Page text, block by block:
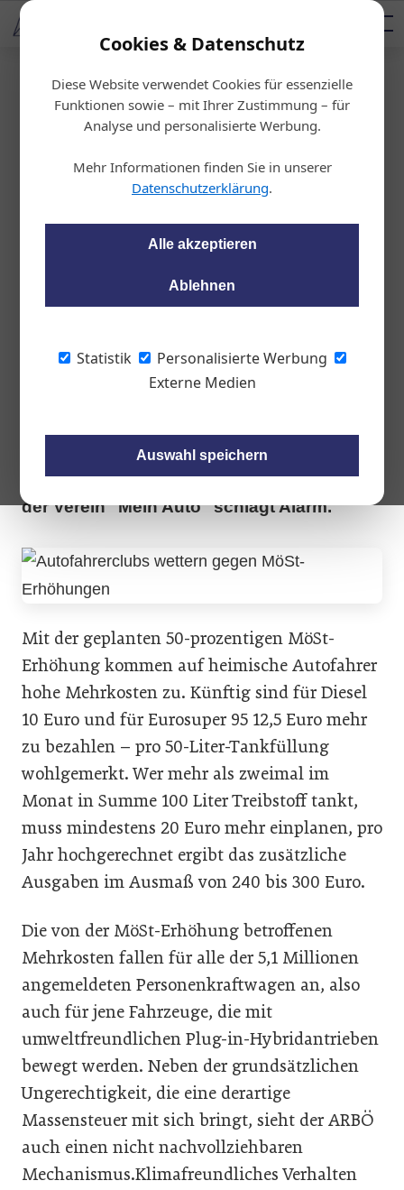
Cookies & Datenschutz
Diese Website verwendet Cookies für essenzielle
Funktionen sowie – mit Ihrer Zustimmung – für
Analyse und personalisierte Werbung.
Mehr Informationen finden Sie in unserer
Datenschutzerklärung.
Alle akzeptieren
Ablehnen
Statistik
Personalisierte Werbung
Externe Medien
Auswahl speichern
AUTOMOTIVE SERVICES
AUTOMOTIVE AKADEMIE
Podcast
Startseite/Allgemein
Autofahrerclubs wett
ern gegen MöSt-Erhö
hungen
kritisiert die Regierungspläne, fürchtet eine
Zweiklassen-Gesellschaft und betont, dass
müssen, die auf umweltfreundliche Plug-in-
Hybridfahrzeuge setzen. Der ÖAMTC
der Verein "Mein Auto" schlägt Alarm.
Mit der geplanten 50-prozentigen MöSt-
Erhöhung kommen auf heimische Autofahrer
hohe Mehrkosten zu. Künftig sind für Diesel
10 Euro und für Eurosuper 95 12,5 Euro mehr
zu bezahlen – pro 50-Liter-Tankfüllung
wohlgemerkt. Wer mehr als zweimal im
Monat in Summe 100 Liter Treibstoff tankt,
muss mindestens 20 Euro mehr einplanen, pro
Jahr hochgerechnet ergibt das zusätzliche
Ausgaben im Ausmaß von 240 bis 300 Euro.
Die von der MöSt-Erhöhung betroffenen
Mehrkosten fallen für alle der 5,1 Millionen
angemeldeten Personenkraftwagen an, also
auch für jene Fahrzeuge, die mit
umweltfreundlichen Plug-in-Hybridantrieben
bewegt werden. Neben der grundsätzlichen
Ungerechtigkeit, die eine derartige
Massensteuer mit sich bringt, sieht der ARBÖ
auch einen nicht nachvollziehbaren
Mechanismus.Klimafreundliches Verhalten